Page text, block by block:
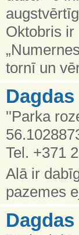
Oktobris ir
tornī un
Dagdas
''Parka
Tel. +371
Alā ir
pazemes